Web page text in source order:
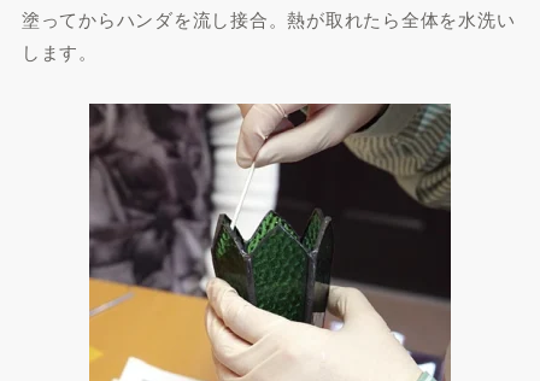
塗ってからハンダを流し接合。熱が取れたら全体を水洗い
します。